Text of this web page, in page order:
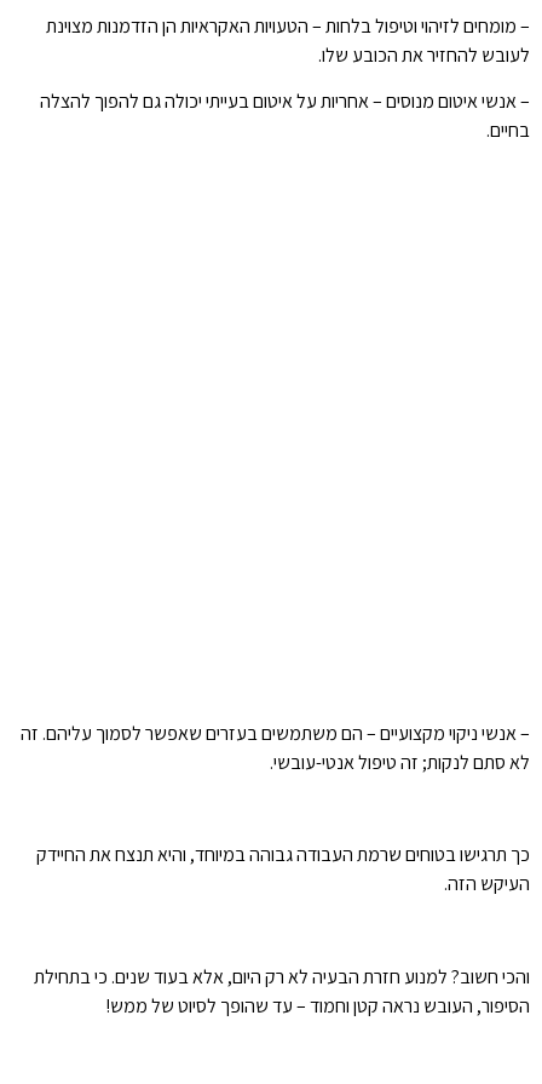
– מומחים לזיהוי וטיפול בלחות – הטעויות האקראיות הן הזדמנות מצוינת
לעובש להחזיר את הכובע שלו.
– אנשי איטום מנוסים – אחריות על איטום בעייתי יכולה גם להפוך להצלה
בחיים.
– אנשי ניקוי מקצועיים – הם משתמשים בעזרים שאפשר לסמוך עליהם. זה
לא סתם לנקות; זה טיפול אנטי-עובשי.
כך תרגישו בטוחים שרמת העבודה גבוהה במיוחד, והיא תנצח את החיידק
העיקש הזה.
והכי חשוב? למנוע חזרת הבעיה לא רק היום, אלא בעוד שנים. כי בתחילת
הסיפור, העובש נראה קטן וחמוד – עד שהופך לסיוט של ממש!